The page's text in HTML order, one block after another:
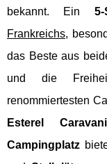
bekannt. Ein
Frankreichs,
das Beste aus
und die
renommiertesten
Esterel
Campingplatz